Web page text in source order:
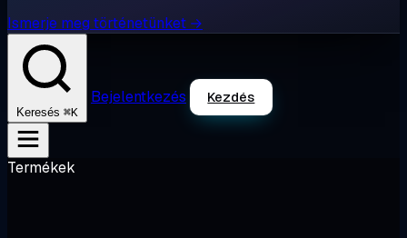
Ismerje meg történetünket →
Keresés ⌘K
Bejelentkezés Kezdés
Termékek